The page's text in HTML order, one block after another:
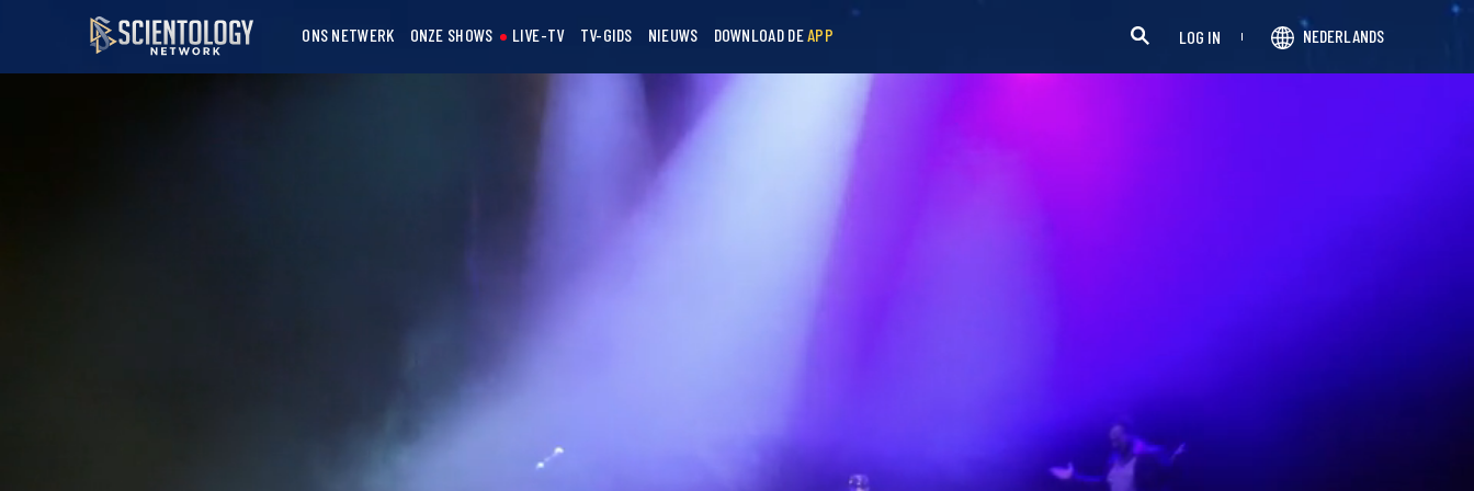
ONS NETWERK ONZE SHOWS LIVE-TV TV-GIDS NIEUWS DOWNLOAD DEAPP LOG IN NEDERLANDS